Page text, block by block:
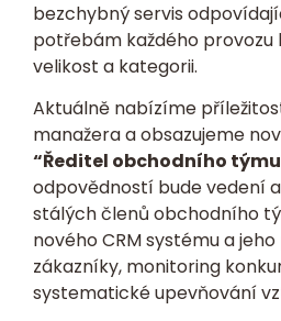
bezchybný servis
potřebám každého provozu
velikost a kategorii.
Aktuálně nabízíme
manažera a obsazujeme
“Ředitel obchodního
odpovědností bude vedení
stálých členů obchodního
nového CRM systému a
zákazníky, monitoring
systematické upevňování